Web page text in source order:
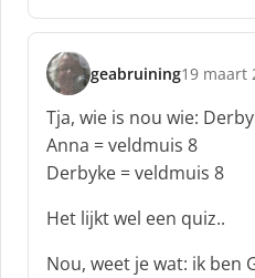
f
geabruining
s
c
h
r
e
f
19 maart
Tja, wie is nou wie:
Anna = veldmuis 8
Derbyke = veldmuis 8
Het lijkt wel een quiz..
Nou, weet je wat: ik ben